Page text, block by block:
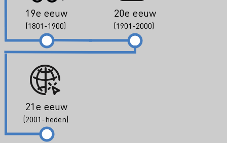
19e eeuw
(1801-1900)
20e eeuw
(1901-2000)
21e eeuw
(2001-heden)